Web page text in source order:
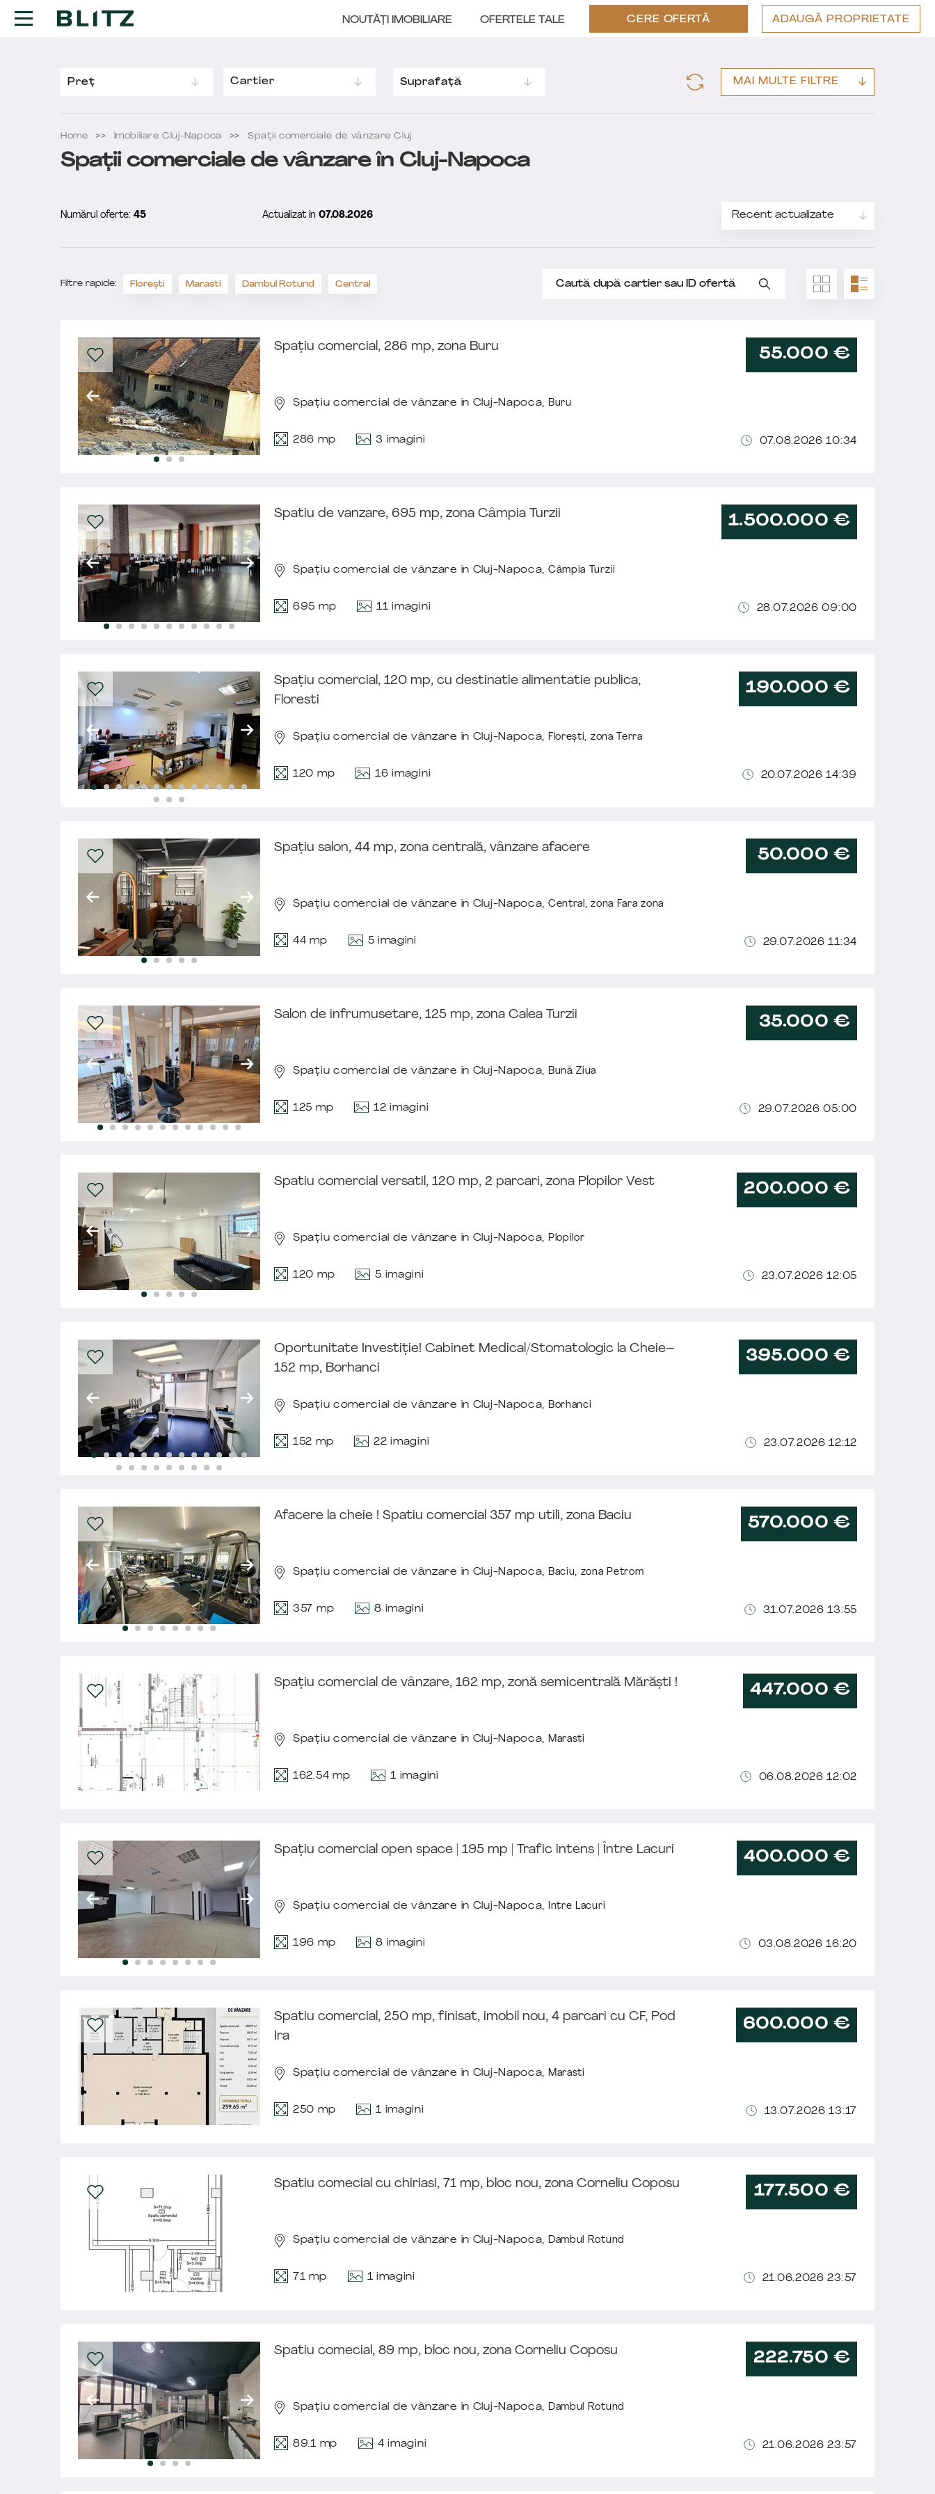
NOUTĂȚI IMOBILIARE OFERTELE TALE CERE OFERTĂ ADAUGĂ PROPRIETATE
Preț Cartier Suprafață MAI MULTE FILTRE
Home Imobiliare Cluj-Napoca Spații comerciale de vânzare Cluj
Spații comerciale de vânzare în Cluj-Napoca
Numărul oferte: 45 Actualizat în 07.08.2026
Filtre rapide: Floreşti Marasti Dambul Rotund Central
Spațiu comercial, 286 mp, zona Buru 55.000 €
Spațiu comercial de vânzare în Cluj-Napoca, Buru
286 mp 3 imagini 07.08.2026 10:34
Spatiu de vanzare, 695 mp, zona Câmpia Turzii 1.500.000 €
Spațiu comercial de vânzare în Cluj-Napoca, Câmpia Turzii
695 mp 11 imagini 28.07.2026 09:00
Spațiu comercial, 120 mp, cu destinatie alimentatie publica,
Floresti
190.000 €
Spațiu comercial de vânzare în Cluj-Napoca, Floreşti, zona Terra
120 mp 16 imagini 20.07.2026 14:39
Spațiu salon, 44 mp, zona centrală, vânzare afacere 50.000 €
Spațiu comercial de vânzare în Cluj-Napoca, Central,zona Fara zona
44 mp 5 imagini 29.07.2026 11:34
Salon de infrumusetare, 125 mp, zona Calea Turzii 35.000 €
Spațiu comercial de vânzare în Cluj-Napoca, Bună Ziua
125 mp 12 imagini 29.07.2026 05:00
Spatiu comercial versatil, 120 mp, 2 parcari, zona Plopilor Vest 200.000 €
Spațiu comercial de vânzare în Cluj-Napoca, Plopilor
120 mp 5 imagini 23.07.2026 12:05
Oportunitate Investiție! Cabinet Medical/Stomatologic la Cheie–
152 mp, Borhanci
395.000 €
Spațiu comercial de vânzare în Cluj-Napoca, Borhanci
152 mp 22 imagini 23.07.2026 12:12
Afacere la cheie ! Spatiu comercial 357 mp utili, zona Baciu 570.000 €
Spațiu comercial de vânzare în Cluj-Napoca, Baciu, zona Petrom
357 mp 8 imagini 31.07.2026 13:55
Spațiu comercial de vânzare, 162 mp, zonă semicentrală Mărăști ! 447.000 €
Spațiu comercial de vânzare în Cluj-Napoca, Marasti
162.54 mp 1 imagini 06.08.2026 12:02
Spațiu comercial open space | 195 mp | Trafic intens | Între Lacuri 400.000 €
Spațiu comercial de vânzare în Cluj-Napoca, Intre Lacuri
196 mp 8 imagini 03.08.2026 16:20
Spatiu comercial, 250 mp, finisat, imobil nou, 4 parcari cu CF, Pod
Ira
600.000 €
Spațiu comercial de vânzare în Cluj-Napoca, Marasti
250 mp 1 imagini 13.07.2026 13:17
Spatiu comecial cu chiriasi, 71 mp, bloc nou, zona Corneliu Coposu 177.500 €
Spațiu comercial de vânzare în Cluj-Napoca, Dambul Rotund
71 mp 1 imagini 21.06.2026 23:57
Spatiu comecial, 89 mp, bloc nou, zona Corneliu Coposu 222.750 €
Spațiu comercial de vânzare în Cluj-Napoca, Dambul Rotund
89.1 mp 4 imagini 21.06.2026 23:57